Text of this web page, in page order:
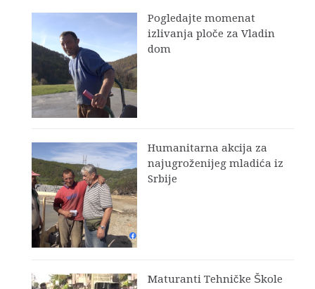
Pogledajte momenat
izlivanja ploče za Vladin
dom
Humanitarna akcija za
najugroženijeg mladića iz
Srbije
Maturanti Tehničke Škole